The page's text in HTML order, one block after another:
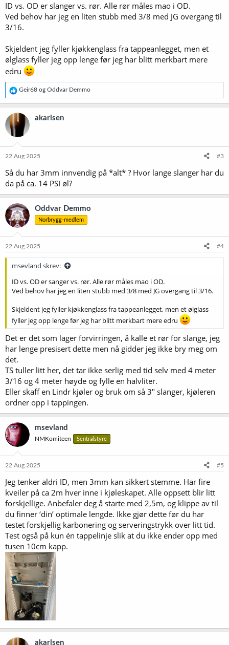
ID vs. OD er slanger vs. rør. Alle rør måles mao i OD.
Ved behov har jeg en liten stubb med 3/8 med JG overgang til
3/16.
Skjeldent jeg fyller kjøkkenglass fra tappeanlegget, men et
ølglass fyller jeg opp lenge før jeg har blitt merkbart mere
edru
R
e
a
k
s
o
e
:
Geir68 og Oddvar Demmo
akarlsen
22 Aug 2025 #3
Så du har 3mm innvendig på *alt* ? Hvor lange slanger har du
da på ca. 14 PSI øl?
Oddvar Demmo
Norbrygg-medlem
22 Aug 2025 #4
msevland skrev:
ID vs. OD er sanger vs. rør. Alle rør måles mao i OD.
Ved behov har jeg en liten stubb med 3/8 med JG overgang til 3/16.
Skjeldent jeg fyller kjøkkenglass fra tappeanlegget, men et ølglass
fyller jeg opp lenge før jeg har blitt merkbart mere edru
Det er det som lager forvirringen, å kalle et rør for slange, jeg
har lenge presisert dette men nå gidder jeg ikke bry meg om
det.
TS tuller litt her, det tar ikke serlig med tid selv med 4 meter
3/16 og 4 meter høyde og fylle en halvliter.
Eller skaff en Lindr kjøler og bruk om så 3" slanger, kjøleren
ordner opp i tappingen.
msevland
NMKomiteen Sentralstyre
22 Aug 2025 #5
Jeg tenker aldri ID, men 3mm kan sikkert stemme. Har fire
kveiler på ca 2m hver inne i kjøleskapet. Alle oppsett blir litt
forskjellige. Anbefaler deg å starte med 2,5m, og klippe av til
du finner ‘din’ optimale lengde. Ikke gjør dette før du har
testet forskjellig karbonering og serveringstrykk over litt tid.
Test også på kun én tappelinje slik at du ikke ender opp med
tusen 10cm kapp.
akarlsen